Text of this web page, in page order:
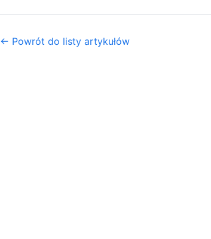
← Powrót do listy artykułów